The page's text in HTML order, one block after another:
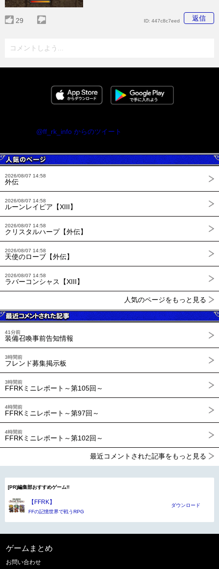
29 返信
ID: 447c8c7eed
コメントしよう...
@ff_rk_info からのツイート
2026/08/07 14:58
外伝
2026/08/07 14:58
ルーンレイピア【XIII】
2026/08/07 14:58
クリスタルハープ【外伝】
2026/08/07 14:58
天使のローブ【外伝】
2026/08/07 14:58
ラバーコンシャス【XIII】
人気のページをもっと見る
41分前
装備召喚事前告知情報
3時間前
フレンド募集掲示板
3時間前
FFRKミニレポート～第105回～
4時間前
FFRKミニレポート～第97回～
4時間前
FFRKミニレポート～第102回～
最近コメントされた記事をもっと見る
[PR]編集部おすすめゲーム!!
【FFRK】
FFの記憶世界で戦うRPG
ダウンロード
ゲームまとめ
お問い合わせ